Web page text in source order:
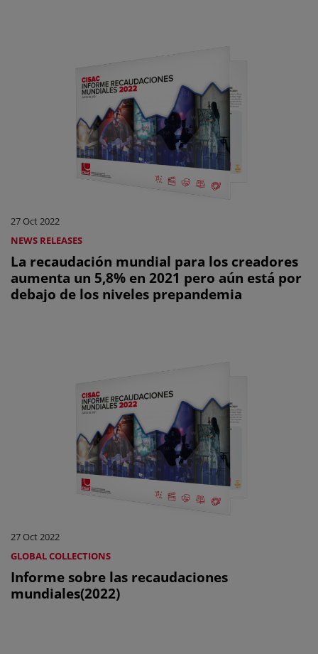
27 Oct 2022
NEWS RELEASES
La recaudación mundial para los creadores
aumenta un 5,8% en 2021 pero aún está por
debajo de los niveles prepandemia
27 Oct 2022
GLOBAL COLLECTIONS
Informe sobre las recaudaciones
mundiales(2022)